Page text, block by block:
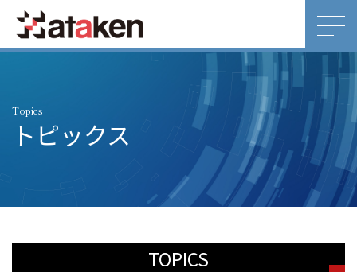
Topics
トピックス
TOPICS